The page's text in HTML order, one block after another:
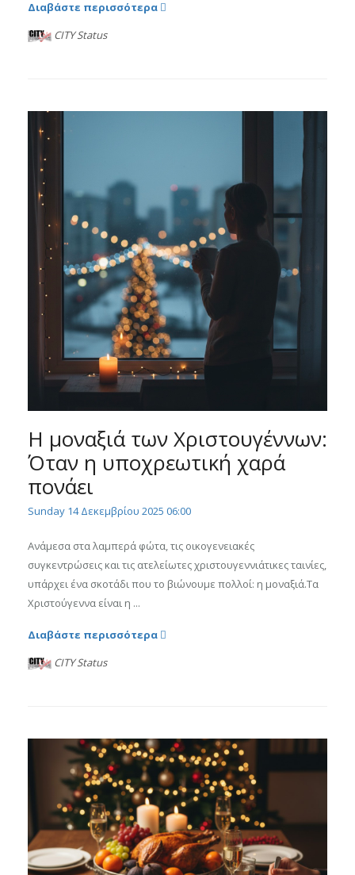
Διαβάστε περισσότερα
CITY Status
Η μοναξιά των Χριστουγέννων:
Όταν η υποχρεωτική χαρά
πονάει
Sunday 14 Δεκεμβρίου 2025 06:00
Ανάμεσα στα λαμπερά φώτα, τις οικογενειακές
συγκεντρώσεις και τις ατελείωτες χριστουγεννιάτικες ταινίες,
υπάρχει ένα σκοτάδι που το βιώνουμε πολλοί: η μοναξιά.Τα
Χριστούγεννα είναι η ...
Διαβάστε περισσότερα
CITY Status